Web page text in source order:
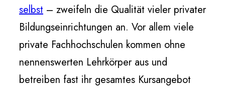
selbst – zweifeln die Qualität vieler privater
Bildungseinrichtungen an. Vor allem viele
private Fachhochschulen kommen ohne
nennenswerten Lehrkörper aus und
betreiben fast ihr gesamtes Kursangebot